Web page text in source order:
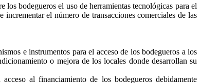
bodegueros el uso de herramientas tecnológicas para el
el número de transacciones comerciales de las
e instrumentos para el acceso de los bodegueros a los
o mejora de los locales donde desarrollan su
al financiamiento de los bodegueros debidamente